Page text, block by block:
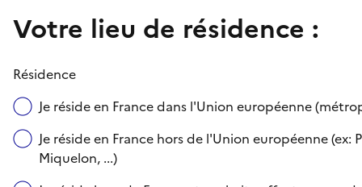
Votre lieu de résidence :
Résidence
Je réside en France dans l'Union européenne
Je réside en France hors de l'Union européenne
Miquelon, ...)